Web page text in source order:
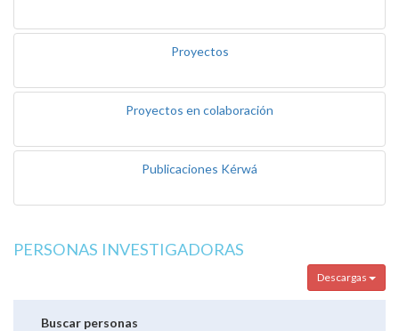
Proyectos
Proyectos en colaboración
Publicaciones Kérwá
PERSONAS INVESTIGADORAS
Descargas
Buscar personas